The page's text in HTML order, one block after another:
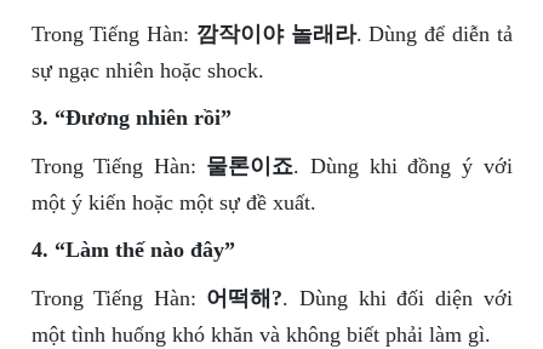
Trong Tiếng Hàn: 깜작이야 놀래라. Dùng để diễn tả
sự ngạc nhiên hoặc shock.
3. “Đương nhiên rồi”
Trong Tiếng Hàn: 물론이죠. Dùng khi đồng ý với
một ý kiến hoặc một sự đề xuất.
4. “Làm thế nào đây”
Trong Tiếng Hàn: 어떡해?. Dùng khi đối diện với
một tình huống khó khăn và không biết phải làm gì.